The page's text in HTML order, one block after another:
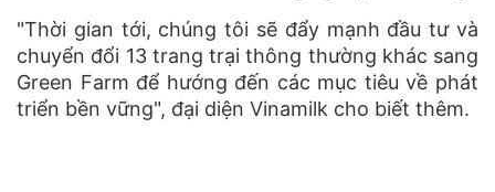
"Thời gian tới, chúng tôi sẽ đẩy mạnh đầu tư và
chuyển đổi 13 trang trại thông thường khác sang
Green Farm để hướng đến các mục tiêu về phát
triển bền vững", đại diện Vinamilk cho biết thêm.